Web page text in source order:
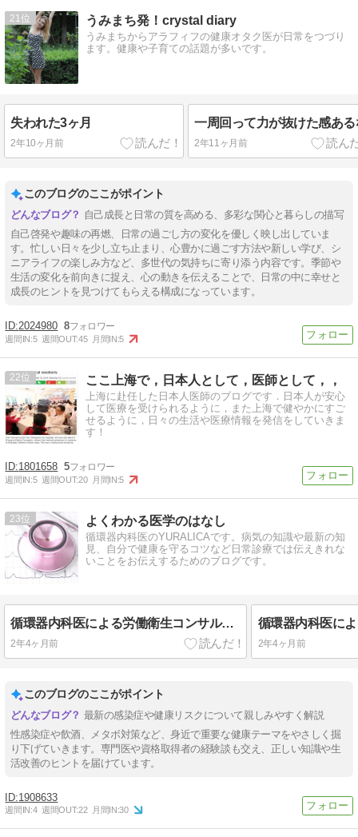
21 うみまち発！crystal diary
うみまちからアラフィフの健康オタク医が日常をつづり
ます。健康や子育ての話題が多いです。
失われた3ヶ月
2年10ヶ月前
一周回って力が抜けた感ある
2年11ヶ月前
このブログのここがポイント
自己成長と日常の質を高める、多彩な関心と暮らしの描写
自己啓発や趣味の再燃、日常の過ごし方の変化を優しく映し出していま
す。忙しい日々を少し立ち止まり、心豊かに過ごす方法や新しい学び、シ
ニアライフの楽しみ方など、多世代の気持ちに寄り添う内容です。季節や
生活の変化を前向きに捉え、心の動きを伝えることで、日常の中に幸せと
成長のヒントを見つけてもらえる構成になっています。
2024980 8
週間IN:5 週間OUT:45 月間IN:5
22 ここ上海で，日本人として，医師として，，
上海に赴任した日本人医師のブログです．日本人が安心
して医療を受けられるように，また上海で健やかにすご
せるように，日々の生活や医療情報を発信をしていきま
す！
1801658 5
週間IN:5 週間OUT:20 月間IN:5
23 よくわかる医学のはなし
循環器内科医のYURALICAです。病気の知識や最新の知
見、自分で健康を守るコツなど日常診療では伝えきれな
いことをお伝えするためのブログです。
循環器内科医による労働衛生コンサルタント試験（保健衛生）合格体験記④試験準備総論
2年4ヶ月前 2年4ヶ月前
このブログのここがポイント
最新の感染症や健康リスクについて親しみやすく解説
性感染症や飲酒、メタボ対策など、身近で重要な健康テーマをやさしく掘
り下げていきます。専門医や資格取得者の経験談も交え、正しい知識や生
活改善のヒントを届けています。
1908633
週間IN:4 週間OUT:22 月間IN:30